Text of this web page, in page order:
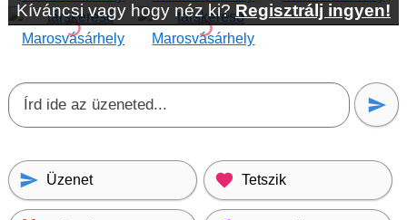
Kíváncsi vagy hogy néz ki?Regisztrálj ingyen!
Üzenet Tetszik